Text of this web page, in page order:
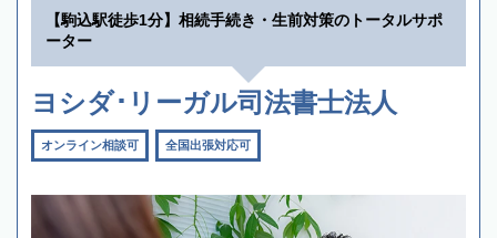
【駒込駅徒歩1分】相続手続き・生前対策のトータルサポ
ーター
ヨシダ･リーガル司法書士法人
オンライン相談可 全国出張対応可